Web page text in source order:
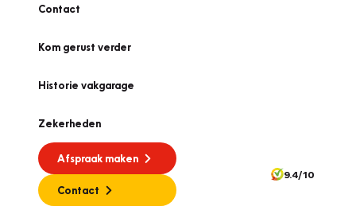
Contact
Kom gerust verder
Historie vakgarage
Zekerheden
Afspraak maken
Contact
9.4/10